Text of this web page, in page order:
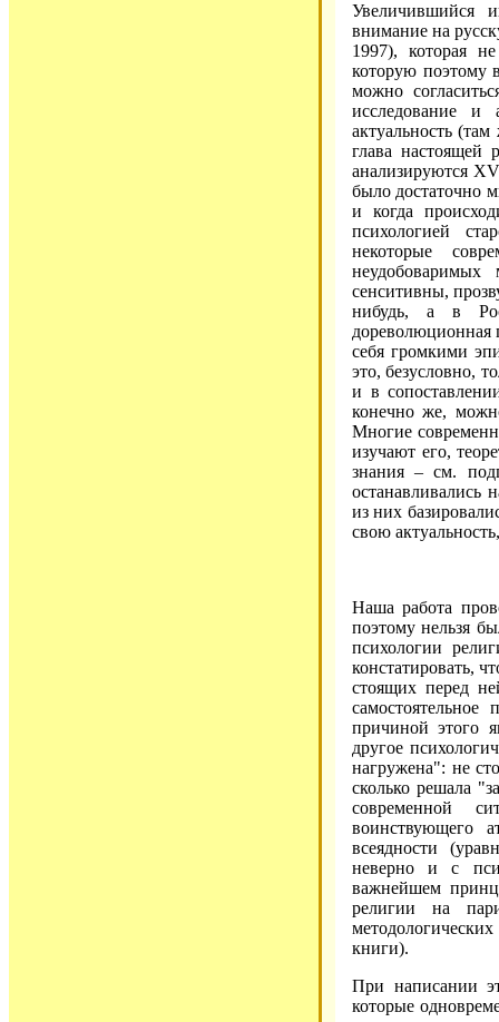
Увеличившийся
внимание на
1997), которая
которую поэтому
можно
исследование и
актуальность
глава настоящей
анализируются
было достаточно
и когда
психологией
некоторые
сенситивны,
нибудь, а в
дореволюционная
себя громкими
это, безусловно,
и в
конечно же,
Многие
изучают его,
знания – см.
останавливались
из них
свою
Наша работа
поэтому нельзя
психологии
констатировать,
стоящих перед
самостоятельное
причиной этого
другое
нагружена": не
сколько решала
современной
воинствующего
всеядности
неверно и с
важнейшем
религии на
книги).
При написании
которые